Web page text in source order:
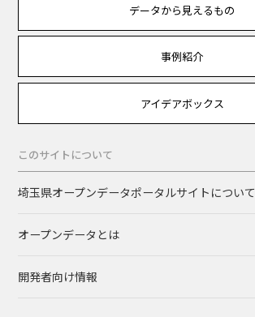
データから見えるもの
事例紹介
アイデアボックス
このサイトについて
埼玉県オープンデータポータルサイトについて
オープンデータとは
開発者向け情報